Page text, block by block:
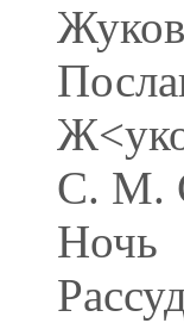
С. М.
Ночь